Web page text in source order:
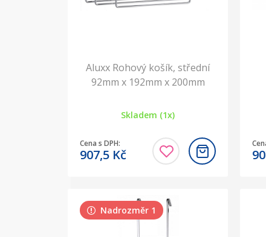
Aluxx Rohový košík, střední
92mm x 192mm x 200mm
Skladem (1x)
Cena s DPH:
907,5 Kč
Nadrozměr 1